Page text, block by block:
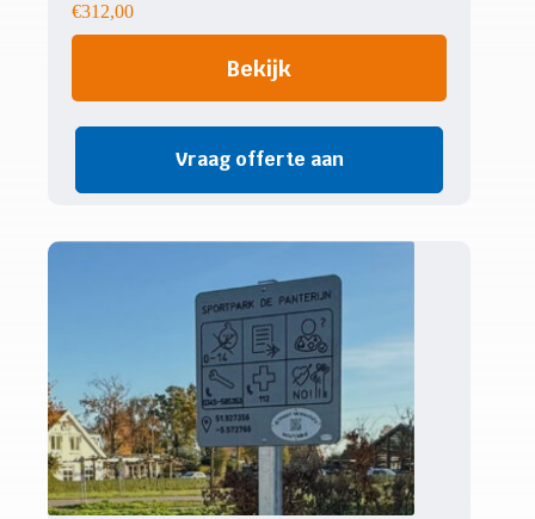
€312,00
Bekijk
Vraag offerte aan